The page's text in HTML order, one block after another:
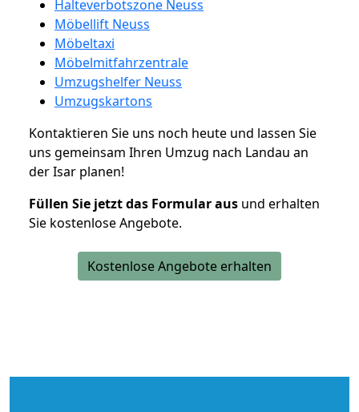
Halteverbotszone Neuss
Möbellift Neuss
Möbeltaxi
Möbelmitfahrzentrale
Umzugshelfer Neuss
Umzugskartons
Kontaktieren Sie uns noch heute und lassen Sie
uns gemeinsam Ihren Umzug nach Landau an
der Isar planen!
Füllen Sie jetzt das Formular aus und erhalten
Sie kostenlose Angebote.
Kostenlose Angebote erhalten